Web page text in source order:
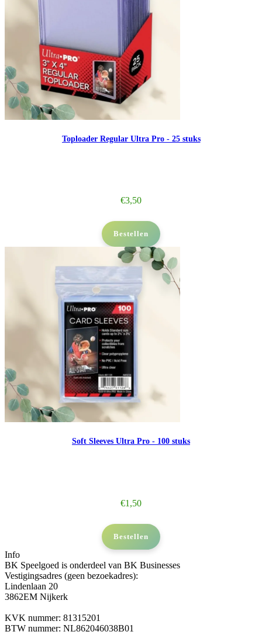
Toploader Regular Ultra Pro - 25 stuks
€3,50
Bestellen
Soft Sleeves Ultra Pro - 100 stuks
€1,50
Bestellen
Info
BK Speelgoed is onderdeel van BK Businesses
Vestigingsadres (geen bezoekadres):
Lindenlaan 20
3862EM Nijkerk
KVK nummer: 81315201
BTW nummer: NL862046038B01